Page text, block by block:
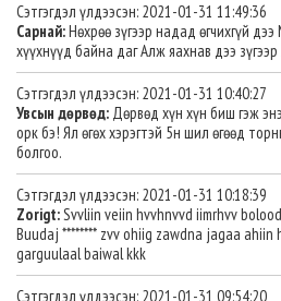
Сэтгэгдэл үлдээсэн: 2021-01-31 11:49:36
Сарнай:Нөхрөө зүгээр надад өгчихгүй
хүүхнүүд байна даг Алж яахнав дээ
Сэтгэгдэл үлдээсэн: 2021-01-31 10:40:27
Увсын дөрвөд: Дөрвөд хүн хүн биш гэж
орк бэ! Ял өгөх хэрэгтэй 5н шил өгөөд
болгоо.
Сэтгэгдэл үлдээсэн: 2021-01-31 10:18:39
Zorigt:Svvliin veiin hvvhnvvd iimrhvv
Buudaj ******** zvv ohiig zawdna jagaa
garguulaal baiwal kkk
Сэтгэгдэл үлдээсэн: 2021-01-31 09:54:20